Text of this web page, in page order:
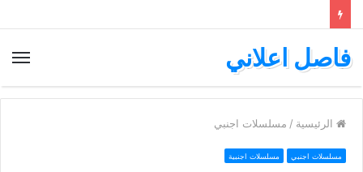
فاصل اعلاني
الرئيسية / مسلسلات اجنبي
مسلسلات اجنبي مسلسلات اجنبية